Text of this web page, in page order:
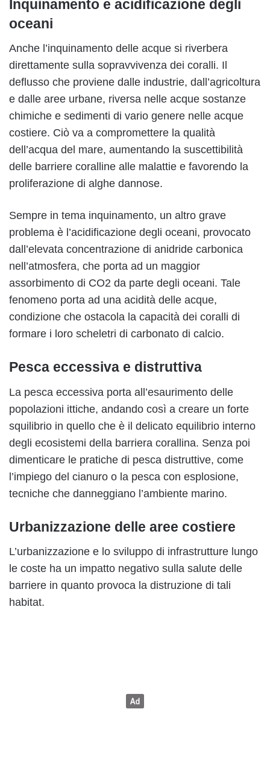
Inquinamento e acidificazione degli
oceani
Anche l’inquinamento delle acque si riverbera
direttamente sulla sopravvivenza dei coralli. Il
deflusso che proviene dalle industrie, dall’agricoltura
e dalle aree urbane, riversa nelle acque sostanze
chimiche e sedimenti di vario genere nelle acque
costiere. Ciò va a compromettere la qualità
dell’acqua del mare, aumentando la suscettibilità
delle barriere coralline alle malattie e favorendo la
proliferazione di alghe dannose.
Sempre in tema inquinamento, un altro grave
problema è l’acidificazione degli oceani, provocato
dall’elevata concentrazione di anidride carbonica
nell’atmosfera, che porta ad un maggior
assorbimento di CO2 da parte degli oceani. Tale
fenomeno porta ad una acidità delle acque,
condizione che ostacola la capacità dei coralli di
formare i loro scheletri di carbonato di calcio.
Pesca eccessiva e distruttiva
La pesca eccessiva porta all’esaurimento delle
popolazioni ittiche, andando così a creare un forte
squilibrio in quello che è il delicato equilibrio interno
degli ecosistemi della barriera corallina. Senza poi
dimenticare le pratiche di pesca distruttive, come
l’impiego del cianuro o la pesca con esplosione,
tecniche che danneggiano l’ambiente marino.
Urbanizzazione delle aree costiere
L’urbanizzazione e lo sviluppo di infrastrutture lungo
le coste ha un impatto negativo sulla salute delle
barriere in quanto provoca la distruzione di tali
habitat.